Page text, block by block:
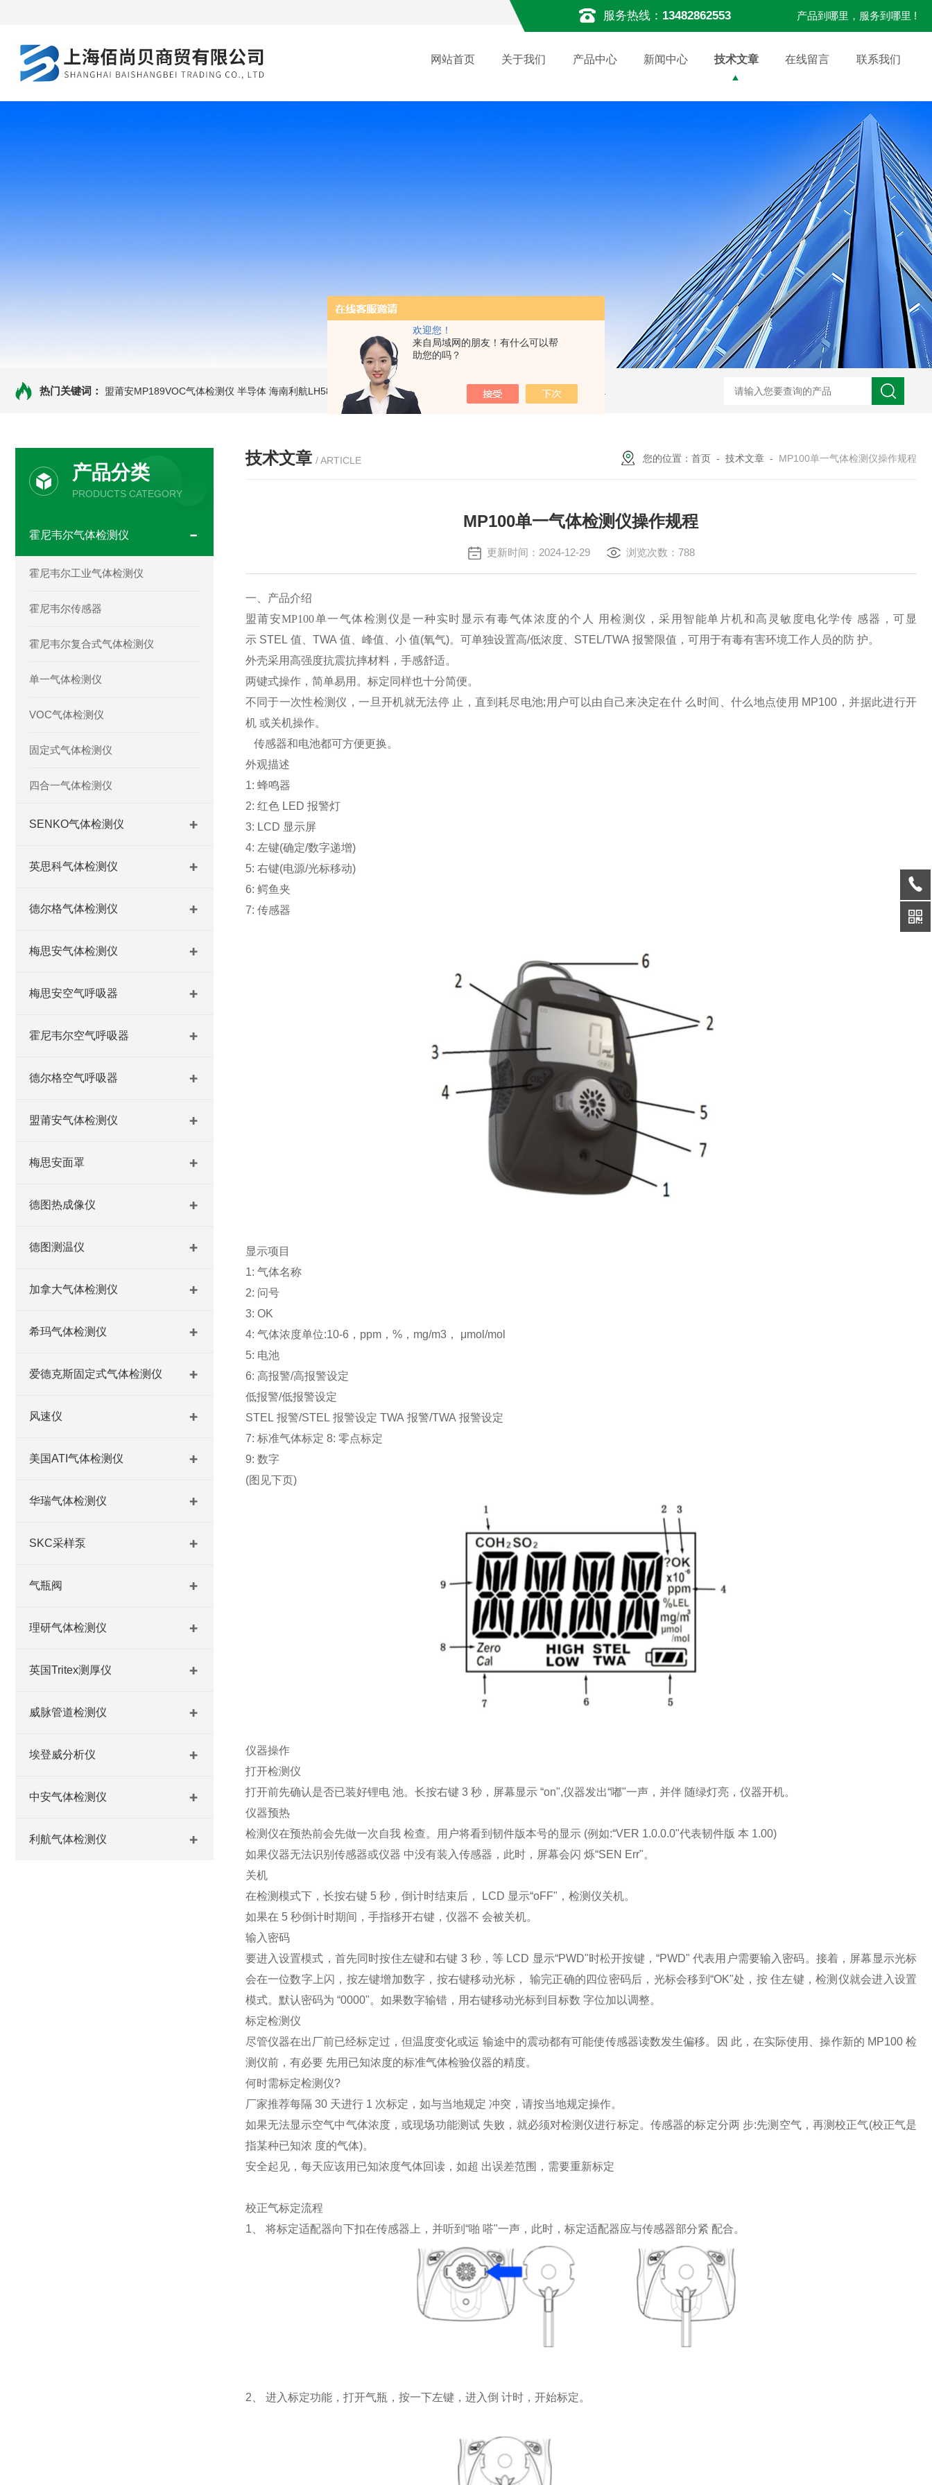
欢迎您！
来自局域网的朋友！有什么可以帮
助您的吗？
服务热线： 13482862553 产品到哪里，服务到哪里 !
网站首页 关于我们 产品中心 新闻中心 技术文章 在线留言 联系我们
热门关键词： 盟莆安MP189VOC气体检测仪 半导体 海南利航LH580二氧化碳气体检测仪 PGM-7340 便携式挥发性有机物检测仪 环保新规霍尼韦尔 PGM-7340 VOC 检测仪 德国德尔格 X-am2500 四合一气
产品分类
PRODUCTS CATEGORY
霍尼韦尔气体检测仪
霍尼韦尔工业气体检测仪
霍尼韦尔传感器
霍尼韦尔复合式气体检测仪
单一气体检测仪
VOC气体检测仪
固定式气体检测仪
四合一气体检测仪
SENKO气体检测仪
英思科气体检测仪
德尔格气体检测仪
梅思安气体检测仪
梅思安空气呼吸器
霍尼韦尔空气呼吸器
德尔格空气呼吸器
盟莆安气体检测仪
梅思安面罩
德图热成像仪
德图测温仪
加拿大气体检测仪
希玛气体检测仪
爱德克斯固定式气体检测仪
风速仪
美国ATI气体检测仪
华瑞气体检测仪
SKC采样泵
气瓶阀
理研气体检测仪
英国Tritex测厚仪
威脉管道检测仪
埃登威分析仪
中安气体检测仪
利航气体检测仪
技术文章 / ARTICLE 您的位置： 首页 - 技术文章 - MP100单一气体检测仪操作规程
MP100单一气体检测仪操作规程
更新时间：2024-12-29 浏览次数：788
一、产品介绍
盟莆安MP100单一气体检测仪是一种实时显示有毒气体浓度的个人 用检测仪，采用智能单片机和高灵敏度电化学传 感器，可显
示 STEL 值、TWA 值、峰值、小 值(氧气)。可单独设置高/低浓度、STEL/TWA 报警限值，可用于有毒有害环境工作人员的防 护。
外壳采用高强度抗震抗摔材料，手感舒适。
两键式操作，简单易用。标定同样也十分简便。
不同于一次性检测仪，一旦开机就无法停 止，直到耗尽电池;用户可以由自己来决定在什 么时间、什么地点使用 MP100，并据此进行开
机 或关机操作。
传感器和电池都可方便更换。
外观描述
1: 蜂鸣器
2: 红色 LED 报警灯
3: LCD 显示屏
4: 左键(确定/数字递增)
5: 右键(电源/光标移动)
6: 鳄鱼夹
7: 传感器
显示项目
1: 气体名称
2: 问号
3: OK
4: 气体浓度单位:10-6，ppm，%，mg/m3， μmol/mol
5: 电池
6: 高报警/高报警设定
低报警/低报警设定
STEL 报警/STEL 报警设定 TWA 报警/TWA 报警设定
7: 标准气体标定 8: 零点标定
9: 数字
(图见下页)
仪器操作
打开检测仪
打开前先确认是否已装好锂电 池。长按右键 3 秒，屏幕显示 “on",仪器发出“嘟"一声，并伴 随绿灯亮，仪器开机。
仪器预热
检测仪在预热前会先做一次自我 检查。用户将看到韧件版本号的显示 (例如:“VER 1.0.0.0"代表韧件版 本 1.00)
如果仪器无法识别传感器或仪器 中没有装入传感器，此时，屏幕会闪 烁“SEN Err"。
关机
在检测模式下，长按右键 5 秒，倒计时结束后， LCD 显示“oFF"，检测仪关机。
如果在 5 秒倒计时期间，手指移开右键，仪器不 会被关机。
输入密码
要进入设置模式，首先同时按住左键和右键 3 秒，等 LCD 显示“PWD"时松开按键，“PWD" 代表用户需要输入密码。接着，屏幕显示光标
会在一位数字上闪，按左键增加数字，按右键移动光标， 输完正确的四位密码后，光标会移到“OK"处，按 住左键，检测仪就会进入设置
模式。默认密码为 “0000"。如果数字输错，用右键移动光标到目标数 字位加以调整。
标定检测仪
尽管仪器在出厂前已经标定过，但温度变化或运 输途中的震动都有可能使传感器读数发生偏移。因 此，在实际使用、操作新的 MP100 检
测仪前，有必要 先用已知浓度的标准气体检验仪器的精度。
何时需标定检测仪?
厂家推荐每隔 30 天进行 1 次标定，如与当地规定 冲突，请按当地规定操作。
如果无法显示空气中气体浓度，或现场功能测试 失败，就必须对检测仪进行标定。传感器的标定分两 步:先测空气，再测校正气(校正气是
指某种已知浓 度的气体)。
安全起见，每天应该用已知浓度气体回读，如超 出误差范围，需要重新标定
校正气标定流程
1、 将标定适配器向下扣在传感器上，并听到“啪 嗒"一声，此时，标定适配器应与传感器部分紧 配合。
2、 进入标定功能，打开气瓶，按一下左键，进入倒 计时，开始标定。